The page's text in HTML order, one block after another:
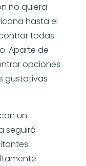
no quiera
hasta el
todas
Aparte de
opciones
gustativas
un
seguirá